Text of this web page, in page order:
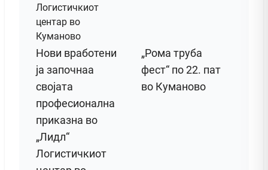
Нови вработени
ја започнаа
својата
професионална
приказна во
„Лидл“
Логистичкиот
„Рома труба
фест“ по 22. пат
во Куманово